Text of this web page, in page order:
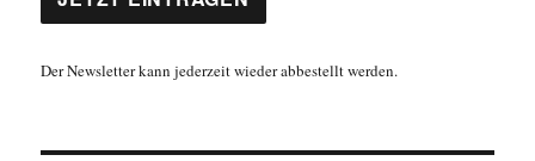
Der Newsletter kann jederzeit wieder abbestellt werden.